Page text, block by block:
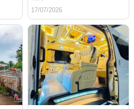
17/07/2026